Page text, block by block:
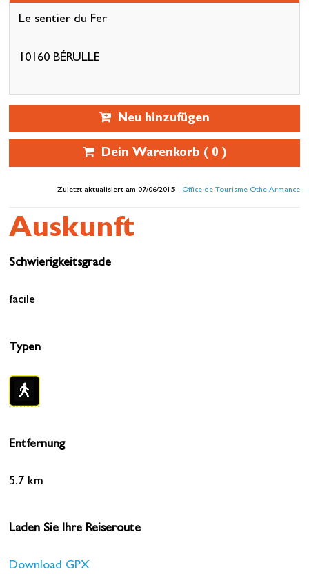
Le sentier du Fer
10160 BÉRULLE
Neu hinzufügen
Dein Warenkorb ( 0 )
Zuletzt aktualisiert am 07/06/2015 - Office de Tourisme Othe Armance
Auskunft
Schwierigkeitsgrade
facile
Typen
Entfernung
5.7 km
Laden Sie Ihre Reiseroute
Download GPX